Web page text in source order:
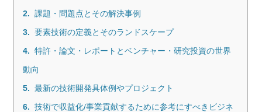
2. 課題・問題点とその解決事例
3. 要素技術の定義とそのランドスケープ
4. 特許・論文・レポートとベンチャー・研究投資の世界
動向
5. 最新の技術開発具体例やプロジェクト
6. 技術で収益化/事業貢献するために参考にすべきビジネ